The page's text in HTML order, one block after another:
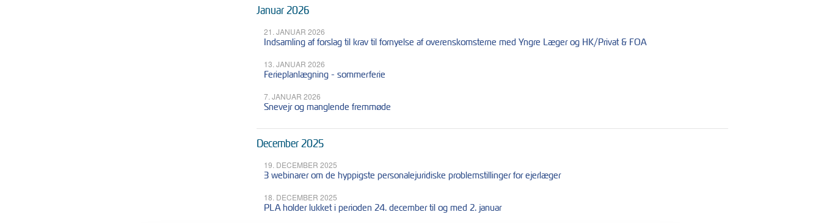
Januar 2026
21. JANUAR 2026
Indsamling af forslag til krav til fornyelse af overenskomsterne med Yngre Læger og HK/Privat & FOA
13. JANUAR 2026
Ferieplanlægning - sommerferie
7. JANUAR 2026
Snevejr og manglende fremmøde
December 2025
19. DECEMBER 2025
3 webinarer om de hyppigste personalejuridiske problemstillinger for ejerlæger
18. DECEMBER 2025
PLA holder lukket i perioden 24. december til og med 2. januar